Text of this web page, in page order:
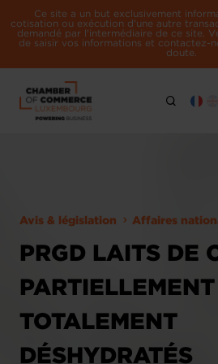
Ce site a un but exclusivement
cotisation ou exécution d'une autre
demandé par l'intermédiaire de ce site.
de saisir vos informations et contactez-
doute.
Avis & législation Affaires
PRGD LAITS DE
TOTALEMENT
DÉSHYDRATÉS